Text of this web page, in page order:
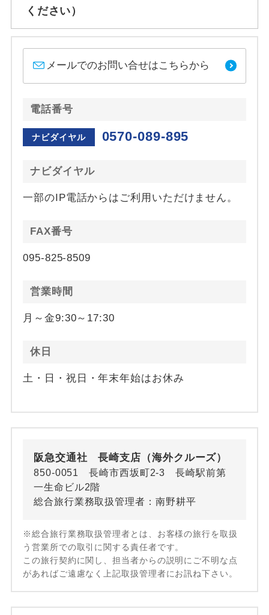
ください）
メールでのお問い合せはこちらから
電話番号
ナビダイヤル 0570-089-895
ナビダイヤル
一部のIP電話からはご利用いただけません。
FAX番号
095-825-8509
営業時間
月～金9:30～17:30
休日
土・日・祝日・年末年始はお休み
阪急交通社 長崎支店（海外クルーズ）
850-0051 長崎市西坂町2-3 長崎駅前第
一生命ビル2階
総合旅行業務取扱管理者：南野耕平
※総合旅行業務取扱管理者とは、お客様の旅行を取扱
う営業所での取引に関する責任者です。
この旅行契約に関し、担当者からの説明にご不明な点
があればご遠慮なく上記取扱管理者にお訊ね下さい。